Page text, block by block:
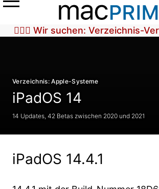
Menü
🕵🏼‍♀️ Wir suchen: Verzeichnis-
Verzeichnis: Apple-Systeme
iPadOS 14
14 Updates, 42 Betas zwischen 2020 und 2021
iPadOS 14.4.1